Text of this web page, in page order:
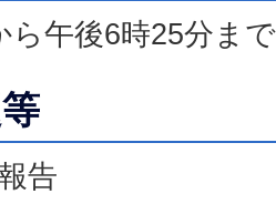
ら午後6時25分まで
告